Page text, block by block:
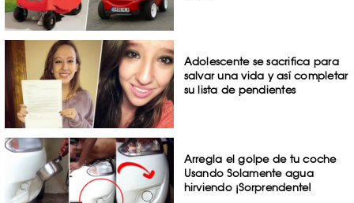
Adolescente se sacrifica para
salvar una vida y así completar
su lista de pendientes
Arregla el golpe de tu coche
Usando Solamente agua
hirviendo ¡Sorprendente!